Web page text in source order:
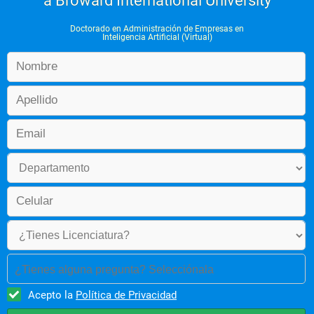
Periodo 7
Seminario de Doctorado II
Periodo 8
Dirección, Organización y Negociación de Valor
Doctorado en Administración de Empresas en
Inteligencia Artificial (Virtual)
¿Tienes alguna pregunta? Selecciónala
Acepto la Política de Privacidad